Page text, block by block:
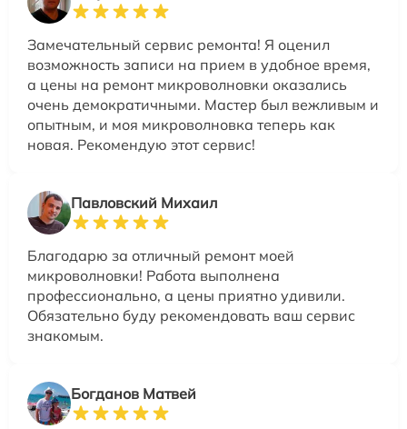
Замечательный сервис ремонта! Я оценил
возможность записи на прием в удобное время,
а цены на ремонт микроволновки оказались
очень демократичными. Мастер был вежливым и
опытным, и моя микроволновка теперь как
новая. Рекомендую этот сервис!
Павловский Михаил
Благодарю за отличный ремонт моей
микроволновки! Работа выполнена
профессионально, а цены приятно удивили.
Обязательно буду рекомендовать ваш сервис
знакомым.
Богданов Матвей